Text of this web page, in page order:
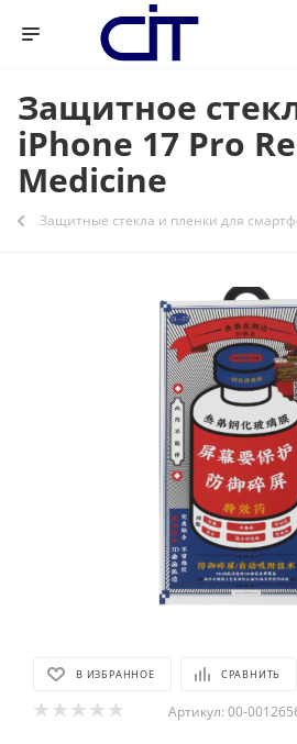
Защитное
iPhone 17 Pro
Medicine
Защитные стекла и пленки для
В ИЗБРАННОЕ СРАВНИТЬ
Артикул: 00-